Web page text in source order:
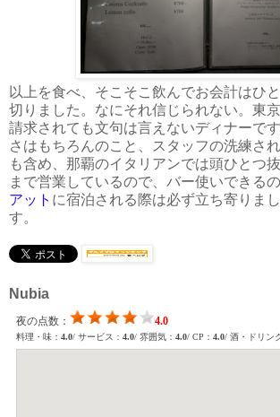
以上を食べ、そこそこ飲んでお会計はひ
切りました。なにそれ信じられない。東
請求されても文句は言えないディナーで
さはもちろんのこと、スタッフの洗練さ
も含め、那覇のイタリアンでは頭ひとつ
まで営業しているので、バー使いできるの
アット に宿泊される際は必ず立ち寄りま
す。
Nubia